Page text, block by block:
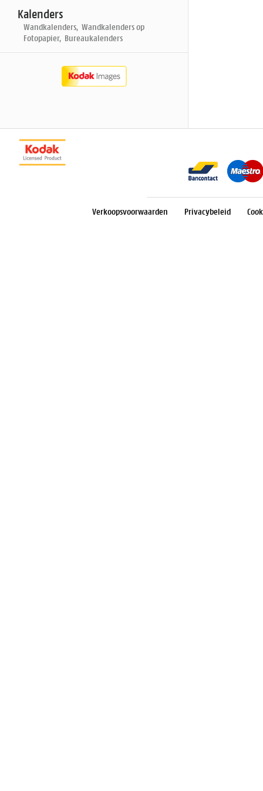
Kalenders
Wandkalenders, Wandkalenders op
Fotopapier, Bureaukalenders
Verkoopsvoorwaarden Privacybeleid